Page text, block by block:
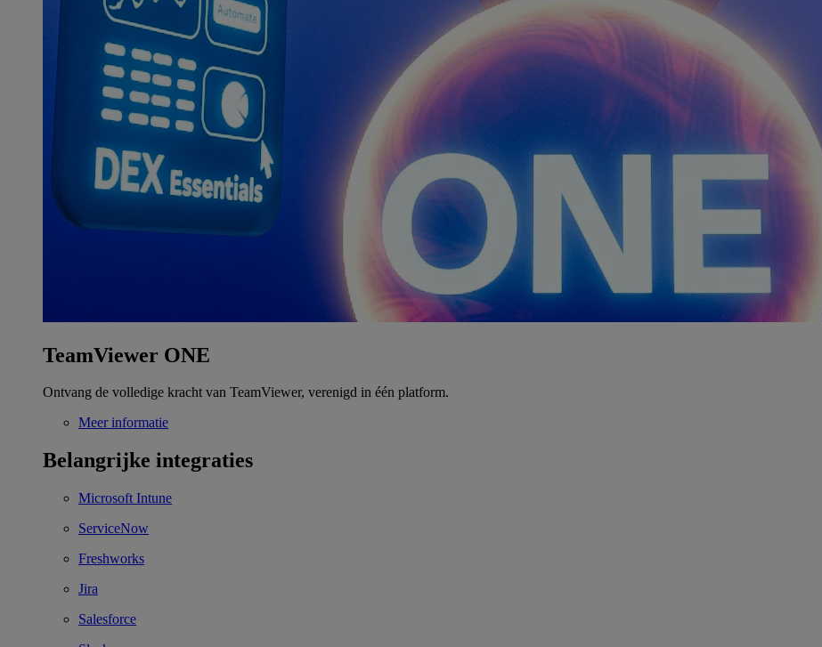
TeamViewer ONE
Ontvang de volledige kracht van TeamViewer, verenigd in één platform.
Meer informatie
Belangrijke integraties
Microsoft Intune
ServiceNow
Freshworks
Jira
Salesforce